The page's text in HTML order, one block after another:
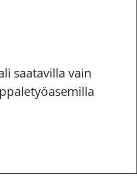
saatavilla vain